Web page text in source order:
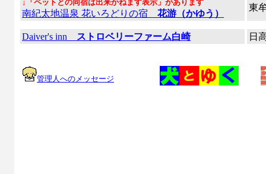
↓「ペットとの同宿は出来かねます表示」があります
南紀太地温泉 花いろどりの宿 花游（かゆう）
東
Daiver's inn ストロベリーファーム白崎 日
管理人へのメッセージ